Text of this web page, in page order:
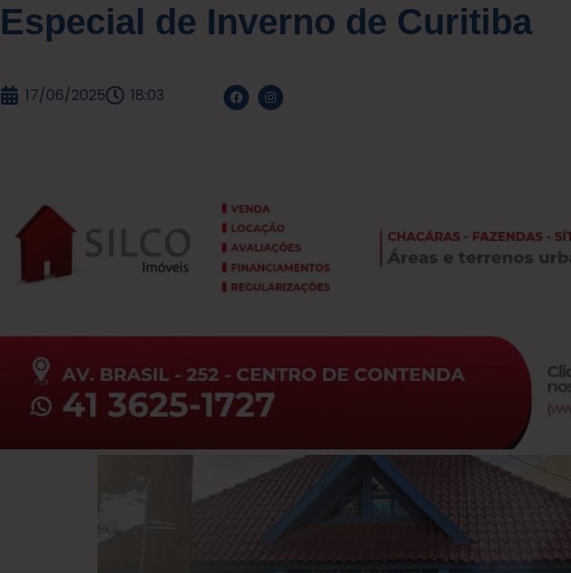
Especial de Inverno de Curitiba
17/06/2025 18:03